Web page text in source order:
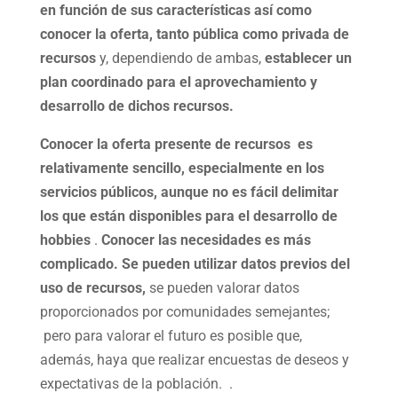
en función de sus características así como
conocer la oferta, tanto pública como privada de
recursosy, dependiendo de ambas, establecer un
plan coordinado para el aprovechamiento y
desarrollo de dichos recursos.
Conocer la oferta presente de recursos es
relativamente sencillo, especialmente en los
servicios públicos, aunque no es fácil delimitar
los que están disponibles para el desarrollo de
hobbies. Conocer las necesidades es más
complicado. Se pueden utilizar datos previos del
uso de recursos, se pueden valorar datos
proporcionados por comunidades semejantes;
pero para valorar el futuro es posible que,
además, haya que realizar encuestas de deseos y
expectativas de la población. .